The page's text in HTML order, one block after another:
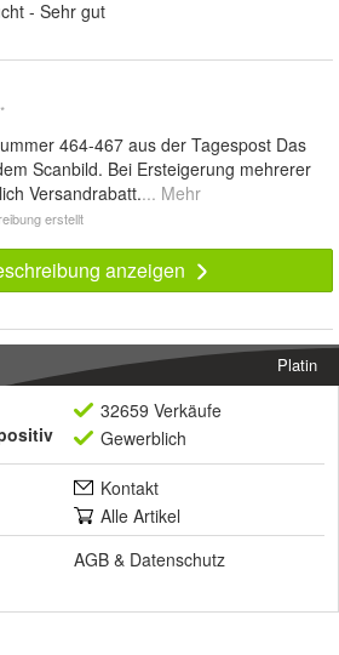
- Sehr gut
*
464-467 aus der Tagespost Das
Scanbild. Bei Ersteigerung mehrerer
Versandrabatt.... Mehr
erstellt
anzeigen
Platin
32659 Verkäufe
Gewerblich
Kontakt
Alle Artikel
AGB & Datenschutz